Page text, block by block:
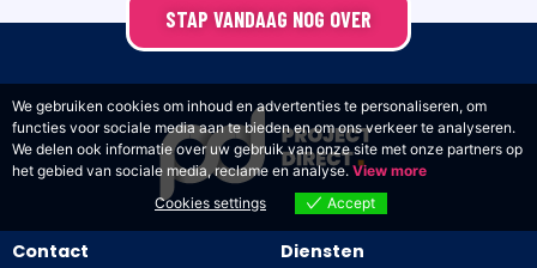
STAP VANDAAG NOG OVER
Contact
Diensten
We gebruiken cookies om inhoud en advertenties te personaliseren, om
functies voor sociale media aan te bieden en om ons verkeer te analyseren.
We delen ook informatie over uw gebruik van onze site met onze partners op
het gebied van sociale media, reclame en analyse.View more
Cookies settings
Accept